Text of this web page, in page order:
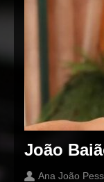
João
Ana João